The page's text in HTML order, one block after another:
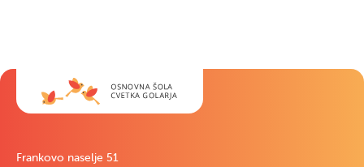
Frankovo naselje 51